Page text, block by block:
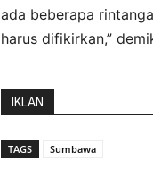
ada beberapa
harus difikirkan,”
IKLAN
TAGS Sumbawa